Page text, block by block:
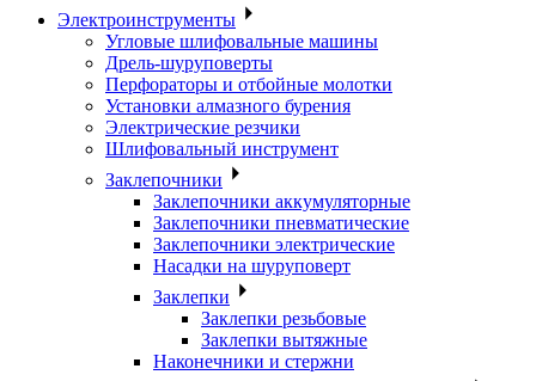
Электроинструменты
Угловые шлифовальные машины
Дрель-шуруповерты
Перфораторы и отбойные молотки
Установки алмазного бурения
Электрические резчики
Шлифовальный инструмент
Заклепочники
Заклепочники аккумуляторные
Заклепочники пневматические
Заклепочники электрические
Насадки на шуруповерт
Заклепки
Заклепки резьбовые
Заклепки вытяжные
Наконечники и стержни